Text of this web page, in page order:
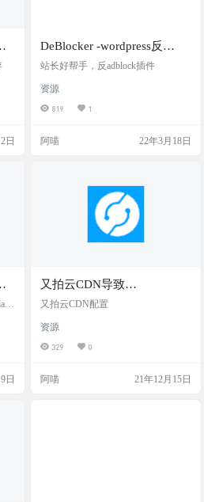
日
DeBlocker -wordpress反
adblocker插件
站长好帮手，反adblock插件
资源
819 1
阿喵 22年3月18日
日
又拍云CDN导致
WORDPRESS显示出错
又拍云CDN配置
资源
329 0
阿喵 21年12月15日